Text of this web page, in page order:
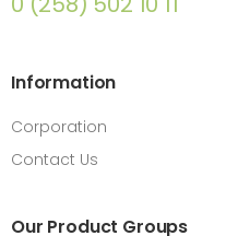
Information
Corporation
Contact Us
Our Product Groups